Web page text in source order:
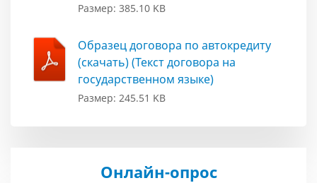
Размер: 385.10 KB
Образец договора по автокредиту
(скачать) (Текст договора на
государственном языке)
Размер: 245.51 KB
Онлайн-опрос